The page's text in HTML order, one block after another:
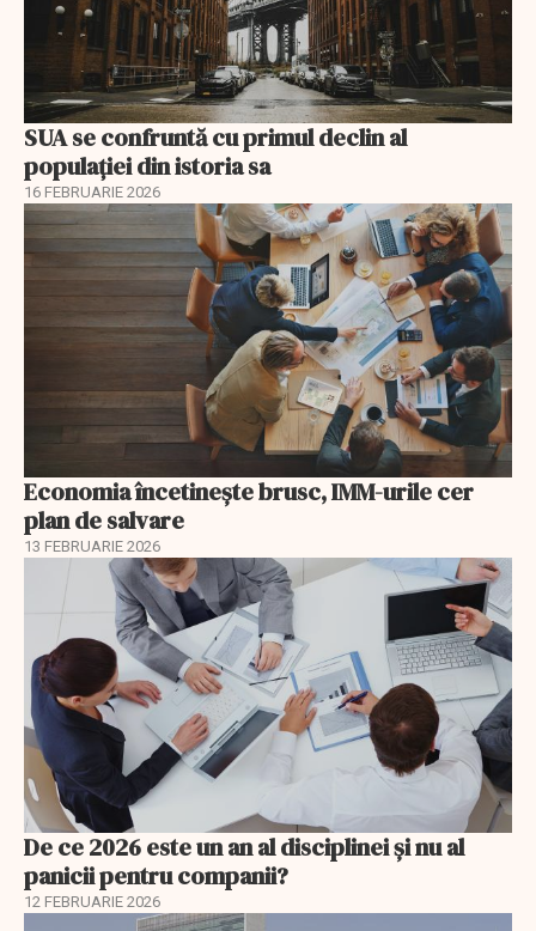
SUA se confruntă cu primul declin al
populației din istoria sa
16 FEBRUARIE 2026
Economia încetinește brusc, IMM-urile cer
plan de salvare
13 FEBRUARIE 2026
De ce 2026 este un an al disciplinei și nu al
panicii pentru companii?
12 FEBRUARIE 2026